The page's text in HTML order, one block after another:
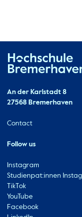
Contact
An der Karlstadt 8
27568 Bremerhaven
Ressourcen
Contact
Follow us
Instagram
Studienpat:innen
TikTok
YouTube
Facebook